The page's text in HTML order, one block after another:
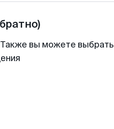
Также вы можете выбрать